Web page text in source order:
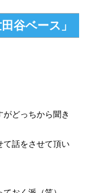
谷ベース」
がどっちから聞き
て話をさせて頂い